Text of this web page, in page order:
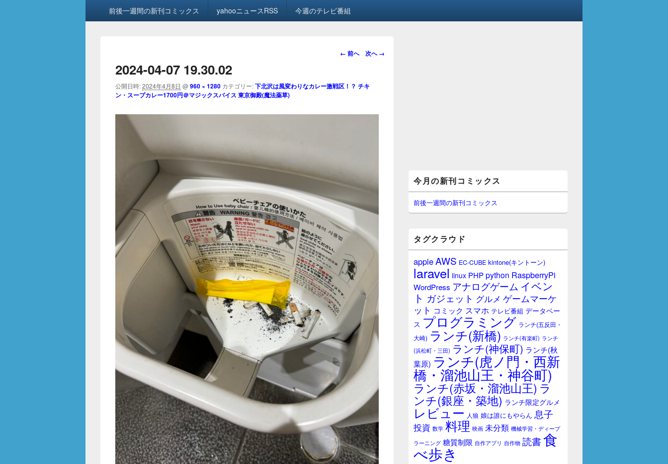
前後一週間の新刊コミックス yahooニュースRSS 今週のテレビ番組
画
ビ
シ
← 前へ 次へ →
2024-04-07 19.30.02
公開日時:2024年4月8日 @960 × 1280 カテゴリー:下北沢は風変わりなカレー激戦区！？ チキ
ン・スープカレー1700円＠マジックスパイス 東京御殿(魔法薬草)
イ
ン
サ
イ
ー
ジ
ッ
ト
今月の新刊コミックス
前後一週間の新刊コミックス
タグクラウド
appleAWS EC-CUBE kintone(キントーン)
laravel linux PHPpython RaspberryPi
WordPress アナログゲーム イベン
ト ガジェット グルメ ゲームマーケ
ット コミック スマホ テレビ番組 データベー
ス プログラミング ランチ(五反田・
大崎) ランチ(新橋) ランチ(有楽町) ランチ
(浜松町・三田) ランチ(神保町) ランチ(秋
葉原) ランチ(虎ノ門・西新
橋・溜池山王・神谷町)
ランチ(赤坂・溜池山王) ラ
ンチ(銀座・築地) ランチ限定グルメ
レビュー 人狼 娘は誰にもやらん 息子
投資 数学 料理 映画 未分類 機械学習・ディープ
ラーニング 糖質制限 自作アプリ 自作物 読書食
べ歩き